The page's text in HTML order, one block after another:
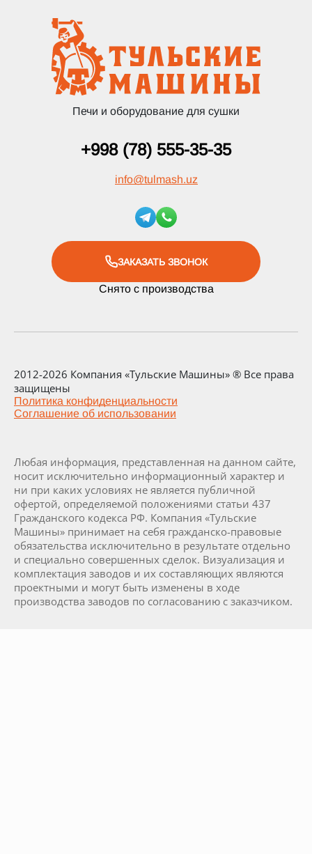
Печи и оборудование для сушки
+998 (78) 555-35-35
info@tulmash.uz
ЗАКАЗАТЬ ЗВОНОК
Снято с производства
2012-2026 Компания «Тульские Машины» ® Все права
защищены
Политика конфиденциальности
Соглашение об использовании
Любая информация, представленная на данном сайте,
носит исключительно информационный характер и
ни при каких условиях не является публичной
офертой, определяемой положениями статьи 437
Гражданского кодекса РФ. Компания «Тульские
Машины» принимает на себя гражданско-правовые
обязательства исключительно в результате отдельно
и специально совершенных сделок. Визуализация и
комплектация заводов и их составляющих являются
проектными и могут быть изменены в ходе
производства заводов по согласованию с заказчиком.